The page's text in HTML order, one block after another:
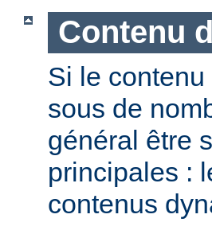
Contenu
Si le
sous de
général être
principales :
contenus